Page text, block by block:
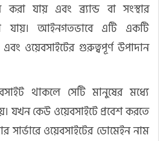
করা যায় এবং ব্র্যান্ড বা সংস্থার
যায়। আইনগতভাবে এটি একটি
এবং ওয়েবসাইটের গুরুত্বপূর্ণ উপাদান
থাকলে সেটি মানুষের মধ্যে
যখন কেউ ওয়েবসাইটে প্রবেশ করতে
সার্ভারে ওয়েবসাইটের ডোমেইন নাম